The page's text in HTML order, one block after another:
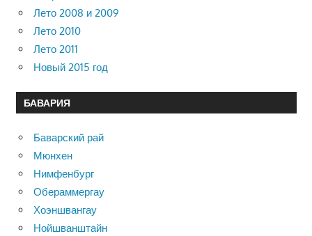
Лето 2008 и 2009
Лето 2010
Лето 2011
Новый 2015 год
БАВАРИЯ
Баварский рай
Мюнхен
Нимфенбург
Обераммергау
Хоэншвангау
Нойшванштайн